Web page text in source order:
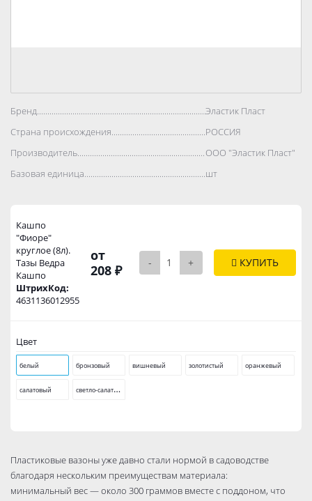
Бренд..................................................................................Эластик Пласт
Страна происхождения..................................................................................
РОССИЯ
Производитель..................................................................................ООО "Эластик Пласт"
Базовая единица..................................................................................
шт
Кашпо
"Фиоре"
круглое (8л).
Тазы Ведра
Кашпо
ШтрихКод:
4631136012955
от
208 ₽
- + КУПИТЬ
Цвет
белый бронзовый вишневый золотистый оранжевый
салатовый с
ветло-салатовый
Пластиковые вазоны уже давно стали нормой в садоводстве
благодаря нескольким преимуществам материала:
минимальный вес — около 300 граммов вместе с поддоном, что